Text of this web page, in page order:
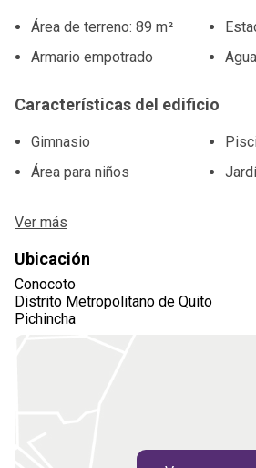
Área de terreno: 89 m²
Armario empotrado
Agua
Características del edificio
Gimnasio
Área para niños
Ver más
Ubicación
Conocoto
Distrito Metropolitano de Quito
Pichincha